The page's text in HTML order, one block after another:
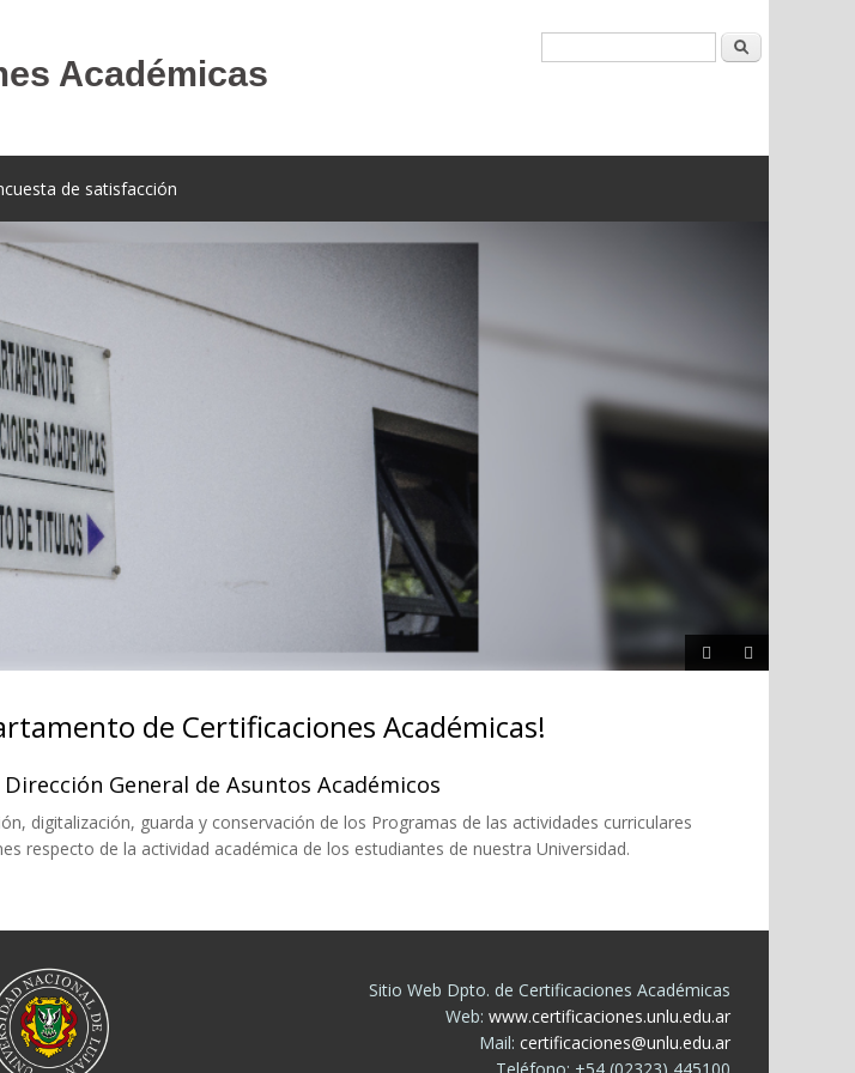
de satisfacción
de Certificaciones Académicas!
General de Asuntos Académicos
digitalización, guarda y conservación de los Programas de las actividades curriculares
respecto de la actividad académica de los estudiantes de nuestra Universidad.
Sitio Web Dpto. de Certificaciones Académicas
Web: www.certificaciones.unlu.edu.ar
Mail: certificaciones@unlu.edu.ar
Teléfono: +54 (02323) 445100